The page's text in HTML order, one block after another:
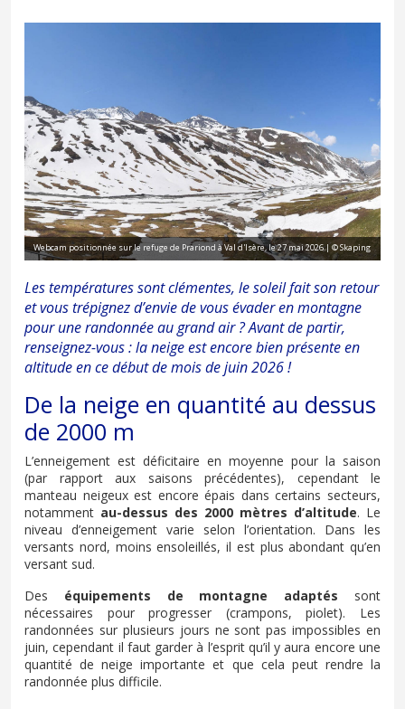
Webcam positionnée sur le refuge de Prariond à Val d'Isère, le 27 mai 2026 | © Skaping
Les températures sont clémentes, le soleil fait son retour
et vous trépignez d’envie de vous évader en montagne
pour une randonnée au grand air ? Avant de partir,
renseignez-vous : la neige est encore bien présente en
altitude en ce début de mois de juin 2026 !
De la neige en quantité au dessus
de 2000 m
L’enneigement est déficitaire en moyenne pour la saison
(par rapport aux saisons précédentes), cependant le
manteau neigeux est encore épais dans certains secteurs,
notamment au-dessus des 2000 mètres d’altitude. Le
niveau d’enneigement varie selon l’orientation. Dans les
versants nord, moins ensoleillés, il est plus abondant qu’en
versant sud.
Des équipements de montagne adaptés sont
nécessaires pour progresser (crampons, piolet). Les
randonnées sur plusieurs jours ne sont pas impossibles en
juin, cependant il faut garder à l’esprit qu’il y aura encore une
quantité de neige importante et que cela peut rendre la
randonnée plus difficile.